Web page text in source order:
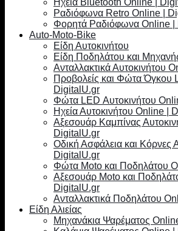
Ηχεία Bluetooth Online |
Ραδιόφωνα Retro Online |
Φορητά Ραδιόφωνα Online |
Auto-Moto-Bike
Είδη Αυτοκινήτου
Είδη Ποδηλάτου και
Ανταλλακτικά Αυτοκινήτου
Προβολείς και Φώτα Όγκου
DigitalU.gr
Φώτα LED Αυτοκινήτου
Ηχεία Αυτοκινήτου Online |
Αξεσουάρ Καμπίνας
DigitalU.gr
Οδική Ασφάλεια και Κόρνες
DigitalU.gr
Φώτα Moto και Ποδηλάτου
Αξεσουάρ Moto και
DigitalU.gr
Ανταλλακτικά Ποδηλάτου
Είδη Αλιείας
Μηχανάκια Ψαρέματος